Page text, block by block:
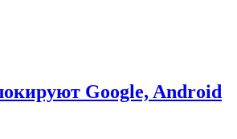
Google, Android